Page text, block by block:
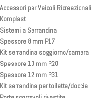
Accessori per Veicoli Ricreazionali
Komplast
Sistemi a Serrandina
Spessore 8 mm P17
Kit serrandina soggiorno/camera
Spessore 10 mm P20
Spessore 12 mm P31
Kit serrandina per toilette/doccia